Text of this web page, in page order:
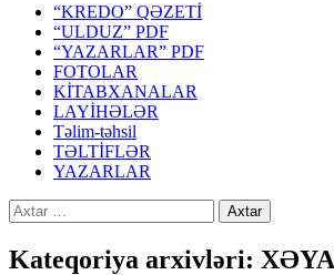
“KREDO” QƏZETİ
“ULDUZ” PDF
“YAZARLAR” PDF
FOTOLAR
KİTABXANALAR
LAYİHƏLƏR
Təlim-təhsil
TƏLTİFLƏR
YAZARLAR
Axtarış:
Kateqoriya arxivləri: